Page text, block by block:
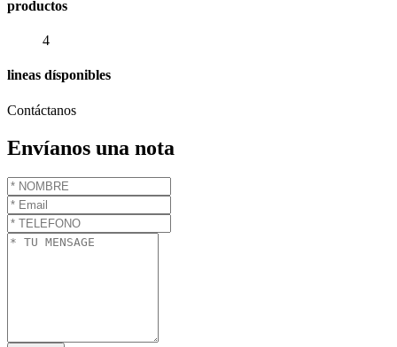
productos
4
lineas dísponibles
Contáctanos
Envíanos una nota